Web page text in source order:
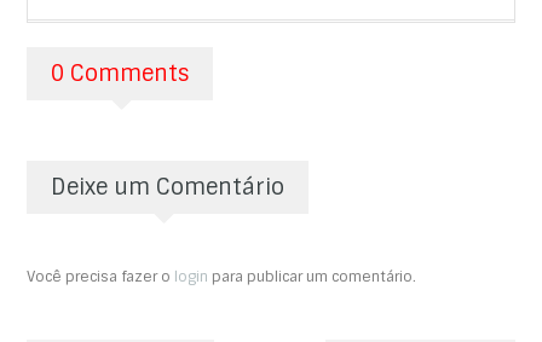
0 Comments
Deixe um Comentário
Você precisa fazer o login para publicar um comentário.